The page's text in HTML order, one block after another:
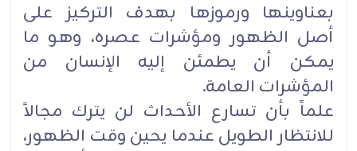
بعناوينها ورموزها بهدف التركيز على
أصل الظهور ومؤشرات عصره، وهو ما
يمكن أن يطمئن إليه الإنسان من
المؤشرات العامة.
علماً بأن تسارع الأحداث لن يترك مجالاً
للانتظار الطويل عندما يحين وقت الظهور،